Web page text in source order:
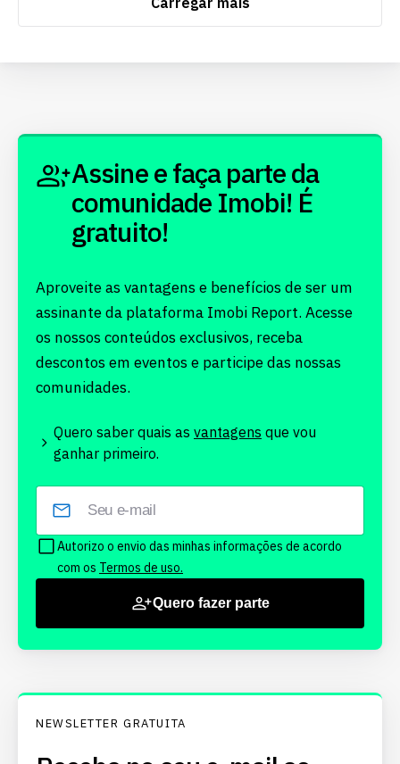
Assine e faça parte da
comunidade Imobi! É
gratuito!
Aproveite as vantagens e benefícios de ser um
assinante da plataforma Imobi Report. Acesse
os nossos conteúdos exclusivos, receba
descontos em eventos e participe das nossas
comunidades.
Quero saber quais as vantagens que vou
ganhar primeiro.
Autorizo o envio das minhas informações de acordo
com os Termos de uso.
Quero fazer parte
NEWSLETTER GRATUITA